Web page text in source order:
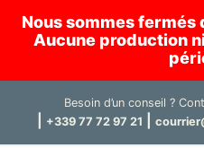
Nous sommes fermés
Aucune production
Besoin d’un conseil ?
+339 77 72 97 21